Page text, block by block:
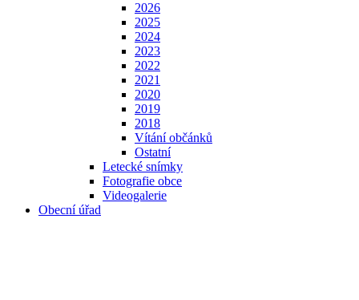
2026
2025
2024
2023
2022
2021
2020
2019
2018
Vítání občánků
Ostatní
Letecké snímky
Fotografie obce
Videogalerie
Obecní úřad